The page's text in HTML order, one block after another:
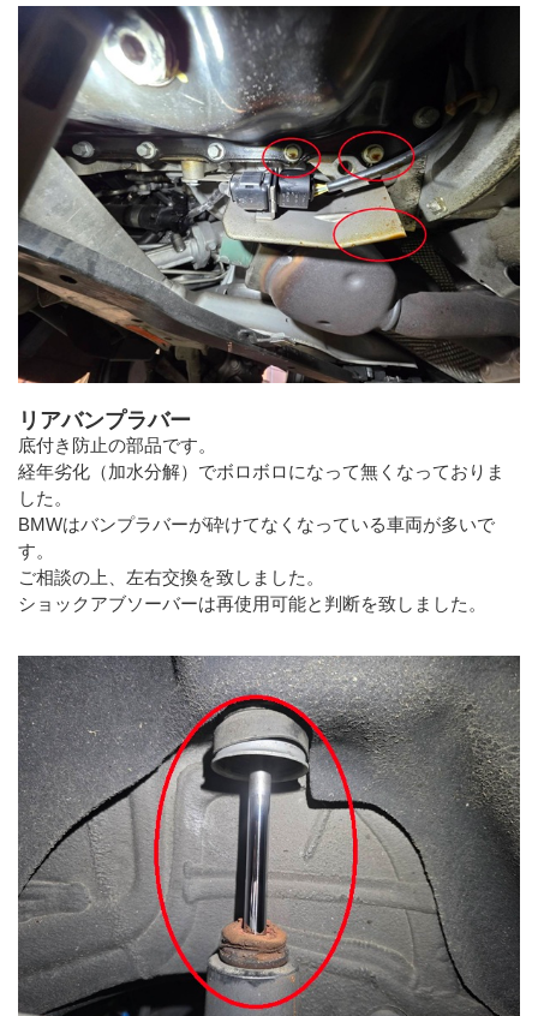
リアバンプラバー
底付き防止の部品です。
経年劣化（加水分解）でボロボロになって無くなっておりま
した。
BMWはバンプラバーが砕けてなくなっている車両が多いで
す。
ご相談の上、左右交換を致しました。
ショックアブソーバーは再使用可能と判断を致しました。